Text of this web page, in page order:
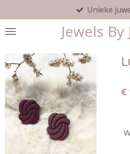
direct
naar
hoofdinhoud
Jewels By
Unieke
€